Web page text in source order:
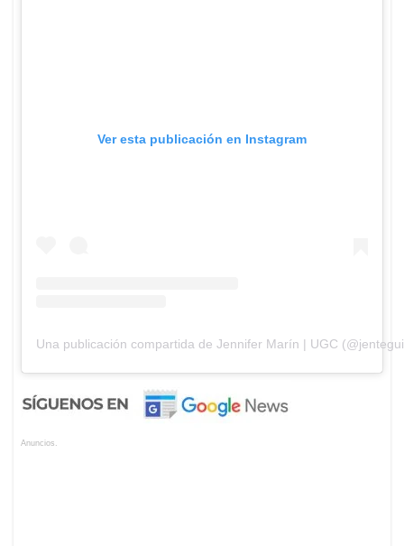
Ver esta publicación en Instagram
Una publicación compartida de Jennifer Marín | UGC
Anuncios.